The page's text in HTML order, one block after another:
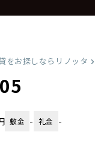
をお探しならリノッタ
敷金 - 礼金 -